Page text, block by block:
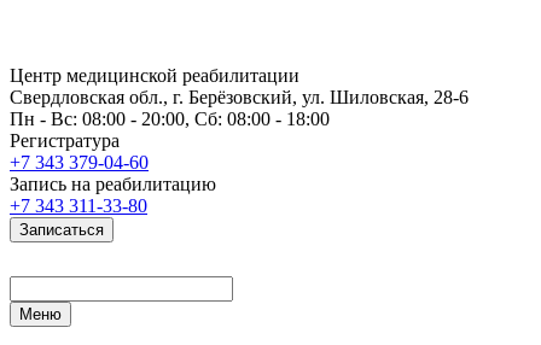
Центр медицинской реабилитации
Свердловская обл., г. Берёзовский, ул. Шиловская, 28-6
Пн - Вс: 08:00 - 20:00, Сб: 08:00 - 18:00
Регистратура
+7 343 379-04-60
Запись на реабилитацию
+7 343 311-33-80
Записаться
Меню